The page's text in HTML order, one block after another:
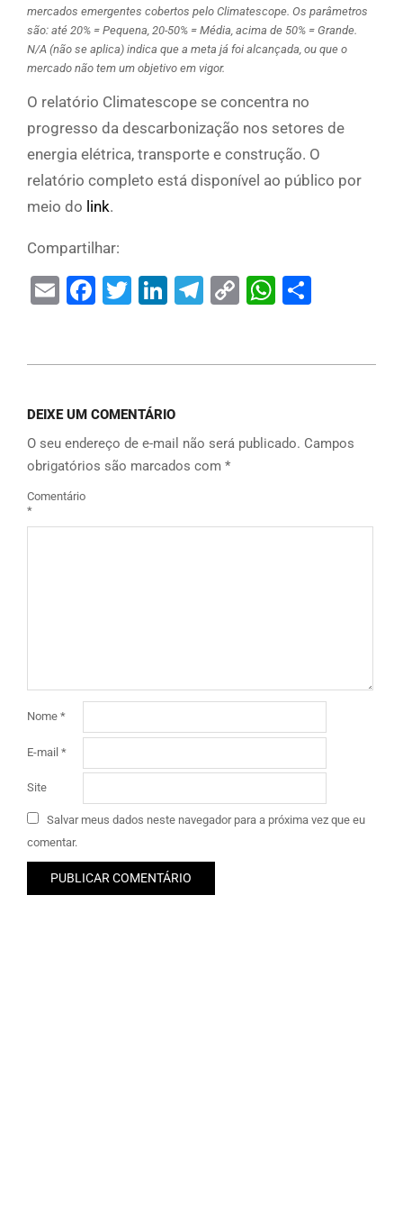
mercados emergentes cobertos pelo Climatescope. Os parâmetros
são: até 20% = Pequena, 20-50% = Média, acima de 50% = Grande.
N/A (não se aplica) indica que a meta já foi alcançada, ou que o
mercado não tem um objetivo em vigor.
O relatório Climatescope se concentra no
progresso da descarbonização nos setores de
energia elétrica, transporte e construção. O
relatório completo está disponível ao público por
meio do link.
Compartilhar:
EmailFacebook
Twitter
LinkedIn
Telegram
Copy
DEIXE UM COMENTÁRIO
O seu endereço de e-mail não será publicado. Campos
obrigatórios são marcados com *
Comentário
*
Nome *
E-mail *
Site
Salvar meus dados neste navegador para a próxima vez que eu
comentar.